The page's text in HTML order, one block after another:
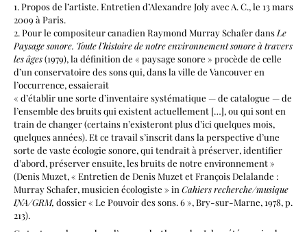
1. Propos de l’artiste. Entretien d’Alexandre Joly avec A. C., le 13 mars
2009 à Paris.
2. Pour le compositeur canadien Raymond Murray Schafer dans Le
Paysage sonore. Toute l’histoire de notre environnement sonore à travers
les âges(1979), la définition de « paysage sonore » procède de celle
d’un conservatoire des sons qui, dans la ville de Vancouver en
l’occurrence, essaierait
« d’établir une sorte d’inventaire systématique — de catalogue — de
l’ensemble des bruits qui existent actuellement […], ou qui sont en
train de changer (certains n’existeront plus d’ici quelques mois,
quelques années). Et ce travail s’inscrit dans la perspective d’une
sorte de vaste écologie sonore, qui tendrait à préserver, identifier
d’abord, préserver ensuite, les bruits de notre environnement »
(Denis Muzet, « Entretien de Denis Muzet et François Delalande :
Murray Schafer, musicien écologiste » in Cahiers recherche/musique
INA/GRM, dossier « Le Pouvoir des sons. 6 », Bry-sur-Marne, 1978, p.
213).